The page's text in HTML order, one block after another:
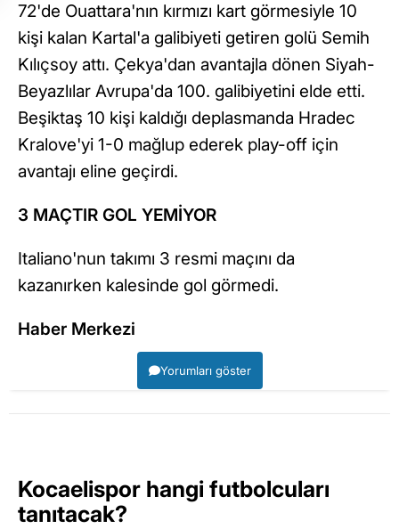
72'de Ouattara'nın kırmızı kart görmesiyle 10
kişi kalan Kartal'a galibiyeti getiren golü Semih
Kılıçsoy attı. Çekya'dan avantajla dönen Siyah-
Beyazlılar Avrupa'da 100. galibiyetini elde etti.
Beşiktaş 10 kişi kaldığı deplasmanda Hradec
Kralove'yi 1-0 mağlup ederek play-off için
avantajı eline geçirdi.
3 MAÇTIR GOL YEMİYOR
Italiano'nun takımı 3 resmi maçını da
kazanırken kalesinde gol görmedi.
Haber Merkezi
Yorumları göster
Kocaelispor hangi futbolcuları
tanıtacak?